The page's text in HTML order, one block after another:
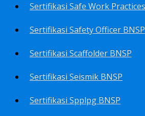
Sertifikasi Safety Officer BNSP
Sertifikasi Scaffolder BNSP
Sertifikasi Seismik BNSP
Sertifikasi Spplpg BNSP